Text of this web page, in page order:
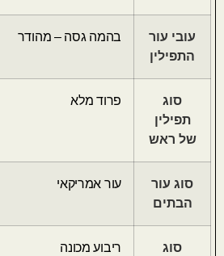
עובי עור
התפילין
בהמה גסה – מהודר
סוג
תפילין
של ראש
פרוד מלא
סוג עור
הבתים
עור אמריקאי
סוג
ריבוע מכונה